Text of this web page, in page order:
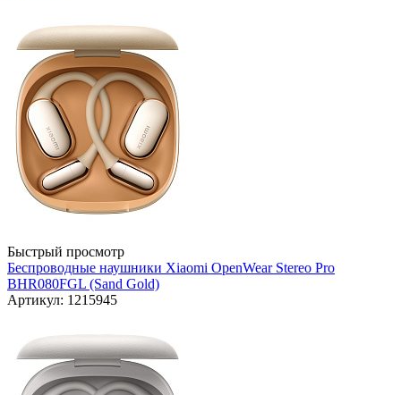
Быстрый просмотр
Беспроводные наушники Xiaomi OpenWear Stereo Pro
BHR080FGL (Sand Gold)
Артикул: 1215945